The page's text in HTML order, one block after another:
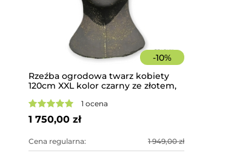
-10%
Rzeźba ogrodowa twarz kobiety
120cm XXL kolor czarny ze złotem,
ogrodowa
1 ocena
1 750,00 zł
Cena regularna: 1 949,00 zł